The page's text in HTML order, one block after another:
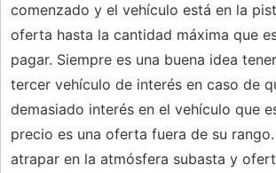
comenzado y el vehículo está en la
oferta hasta la cantidad máxima que
pagar. Siempre es una buena idea
tercer vehículo de interés en caso de
demasiado interés en el vehículo que
precio es una oferta fuera de su
atrapar en la atmósfera subasta y